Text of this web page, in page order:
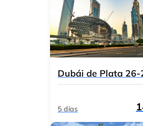
Dubái de Plata 26-
5 días